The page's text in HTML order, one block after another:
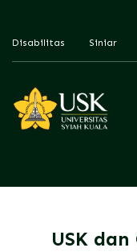
Disabilitas Siniar
USK